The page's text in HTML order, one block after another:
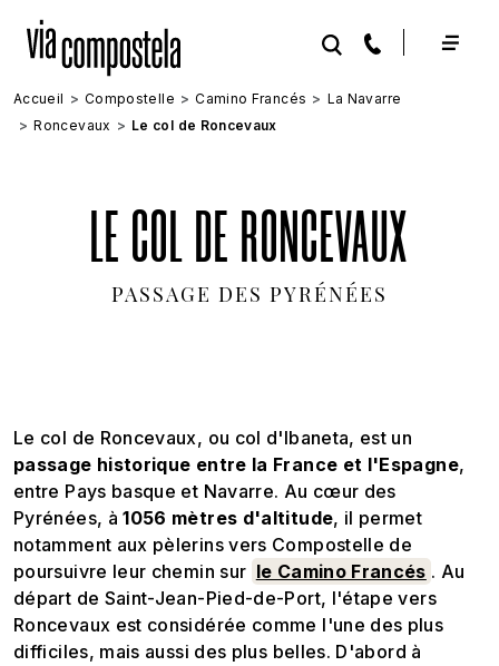
Accueil Compostelle Camino Francés
La Navarre
Roncevaux
Le col de Roncevaux
LE COL DE RONCEVAUX
PASSAGE DES PYRÉNÉES
Le col de Roncevaux, ou col d'Ibaneta, est un
passage historique entre la France et l'Espagne,
entre Pays basque et Navarre. Au cœur des
Pyrénées, à1056 mètres d'altitude, il permet
notamment aux pèlerins vers Compostelle de
poursuivre leur chemin sur le Camino Francés . Au
départ de Saint-Jean-Pied-de-Port, l'étape vers
Roncevaux est considérée comme l'une des plus
difficiles, mais aussi des plus belles. D'abord à